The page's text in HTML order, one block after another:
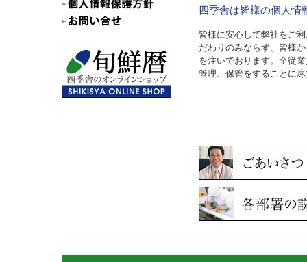
四季舎は皆様の個人情
皆様に安心して弊社をご
だわりのみならず、皆様
を注いでおります。全従
管理、保管をすることに